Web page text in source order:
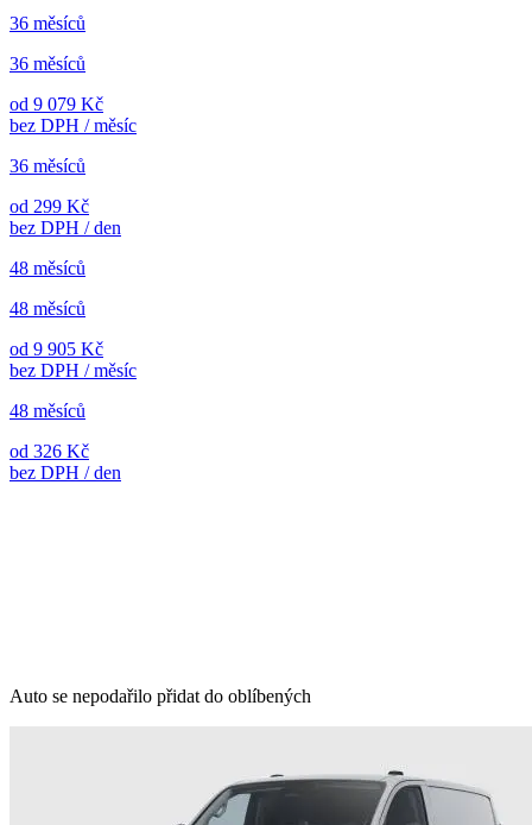
36 měsíců
36 měsíců
od 9 079 Kč
bez DPH / měsíc
36 měsíců
od 299 Kč
bez DPH / den
48 měsíců
48 měsíců
od 9 905 Kč
bez DPH / měsíc
48 měsíců
od 326 Kč
bez DPH / den
Auto se nepodařilo přidat do oblíbených